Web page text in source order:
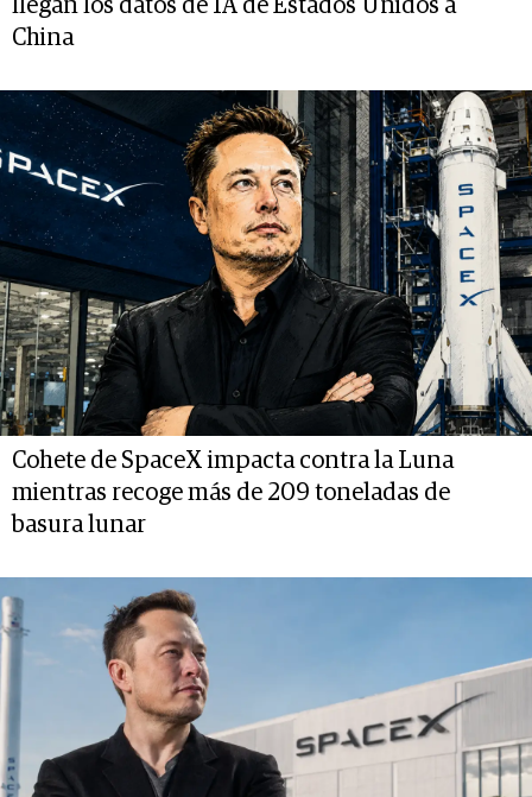
llegan los datos de IA de Estados Unidos a
China
Cohete de SpaceX impacta contra la Luna
mientras recoge más de 209 toneladas de
basura lunar